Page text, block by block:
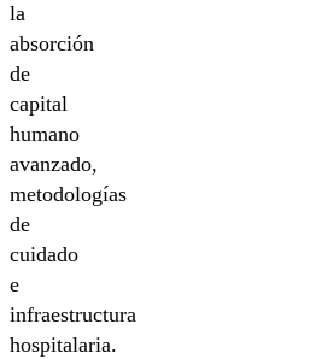
la
absorción
de
capital
humano
avanzado,
metodologías
de
cuidado
e
infraestructura
hospitalaria.